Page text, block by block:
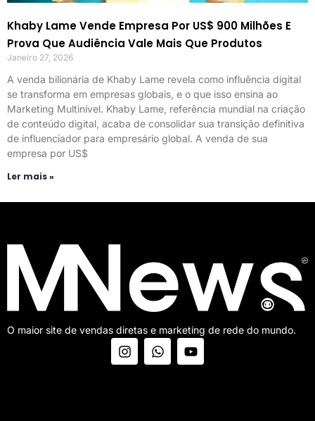
Khaby Lame Vende Empresa Por US$ 900 Milhões E
Prova Que Audiência Vale Mais Que Produtos
Janeiro 27, 2026
A venda bilionária de Khaby Lame revela como influência digital
se transforma em empresas globais, e o que isso ensina ao
Marketing Multinível. Khaby Lame, referência mundial na criação
de conteúdo digital, acaba de consolidar sua transição definitiva
de influenciador para empresário global. A venda de sua
empresa por US$
Ler mais »
O maior site de vendas diretas e marketing de rede do mundo.